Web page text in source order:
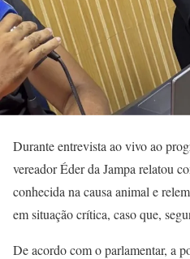
Durante entrevista ao vivo ao
vereador Éder da Jampa relatou
conhecida na causa animal e
em situação crítica, caso que,
De acordo com o parlamentar, a